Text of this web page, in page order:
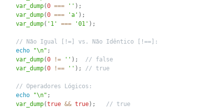
var_dump(0 === '' ) ;
var_dump(0 === 'a' ) ;
var_dump( '1' === '01' ) ;
// Não Igual [!=] vs. Não Idêntico [!==]:
echo
"\n" ;
var_dump(0 != '' ) ;
// false
var_dump(0 !== '' ) ; // true
// Operadores Lógicos:
echo
"\n" ;
var_dump(true && true) ;
// true